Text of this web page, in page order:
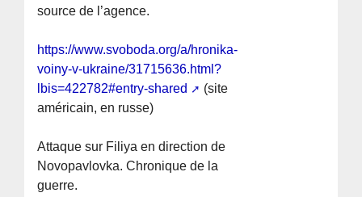
source de l’agence.
https://www.svoboda.org/a/hronika-
voiny-v-ukraine/31715636.html?
lbis=422782#entry-shared
(site
américain, en russe)
Attaque sur Filiya en direction de
Novopavlovka. Chronique de la
guerre.